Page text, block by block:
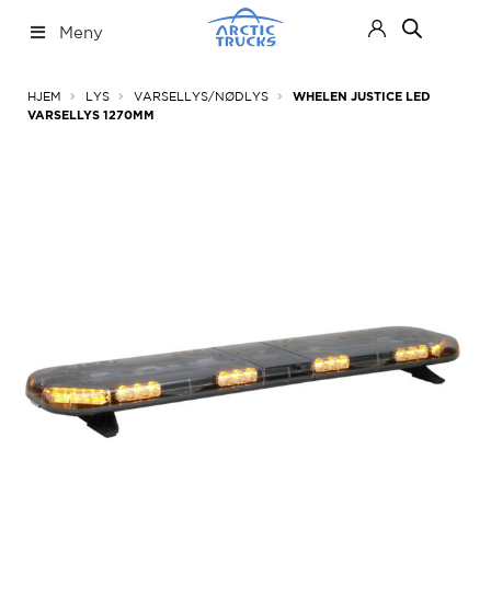
til
til
Meny
HJEM LYS VARSELLYS/NØDLYS
WHELEN JUSTICE LED
VARSELLYS 1270MM